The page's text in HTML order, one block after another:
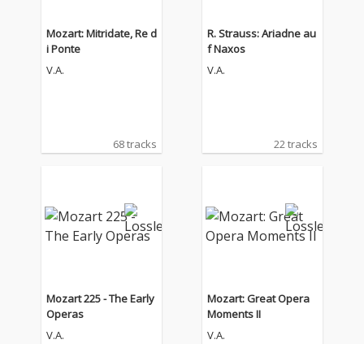
Mozart: Mitridate, Re d
i Ponte
V.A.
68 tracks
R. Strauss: Ariadne au
f Naxos
V.A.
22 tracks
Mozart 225 - The Early
Operas
V.A.
Mozart: Great Opera
Moments II
V.A.